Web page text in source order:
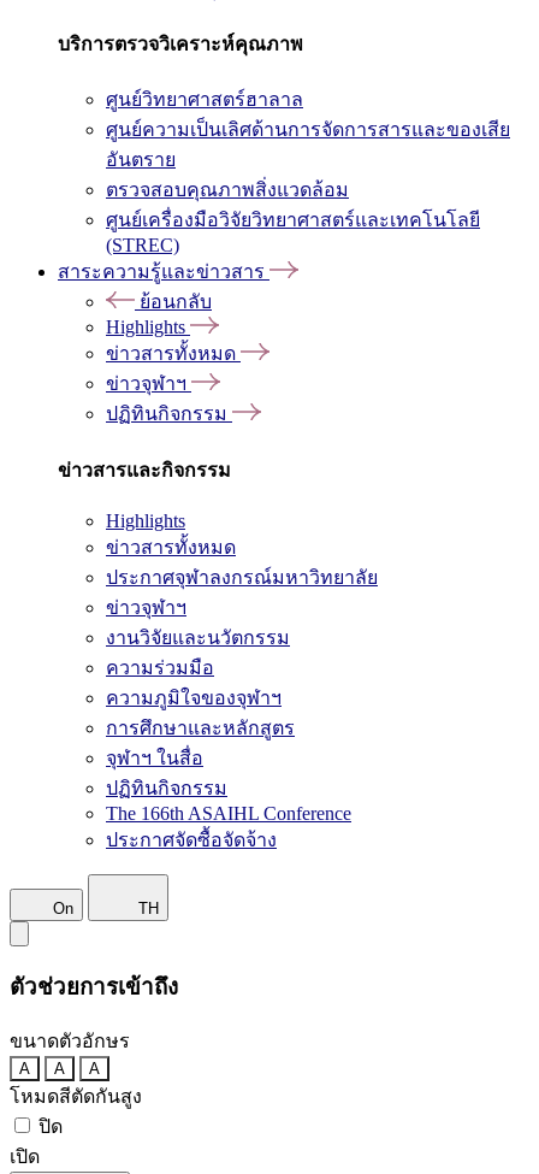
บริการตรวจวิเคราะห์คุณภาพ
ศูนย์วิทยาศาสตร์ฮาลาล
ศูนย์ความเป็นเลิศด้านการจัดการสารและของเสีย
อันตราย
ตรวจสอบคุณภาพสิ่งแวดล้อม
ศูนย์เครื่องมือวิจัยวิทยาศาสตร์และเทคโนโลยี
(STREC)
สาระความรู้และข่าวสาร
ย้อนกลับ
Highlights
ข่าวสารทั้งหมด
ข่าวจุฬาฯ
ปฏิทินกิจกรรม
ข่าวสารและกิจกรรม
Highlights
ข่าวสารทั้งหมด
ประกาศจุฬาลงกรณ์มหาวิทยาลัย
ข่าวจุฬาฯ
งานวิจัยและนวัตกรรม
ความร่วมมือ
ความภูมิใจของจุฬาฯ
การศึกษาและหลักสูตร
จุฬาฯ ในสื่อ
ปฏิทินกิจกรรม
The 166th ASAIHL Conference
ประกาศจัดซื้อจัดจ้าง
On TH
ตัวช่วยการเข้าถึง
ขนาดตัวอักษร
A A A
โหมดสีตัดกันสูง
ปิด
เปิด